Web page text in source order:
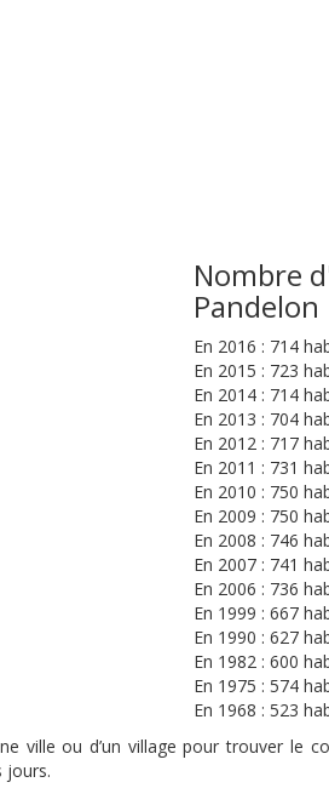
Nombre
Pandelon
En 2016 : 714
En 2015 : 723
En 2014 : 714
En 2013 : 704
En 2012 : 717
En 2011 : 731
En 2010 : 750
En 2009 : 750
En 2008 : 746
En 2007 : 741
En 2006 : 736
En 1999 : 667
En 1990 : 627
En 1982 : 600
En 1975 : 574
En 1968 : 523
ville ou d’un village pour trouver le
jours.